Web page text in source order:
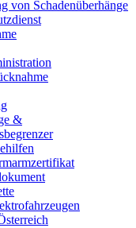
von Schadenüberhänge
&